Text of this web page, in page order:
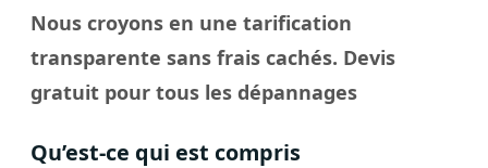
Nous croyons en une tarification
transparente sans frais cachés. Devis
gratuit pour tous les dépannages
Qu’est-ce qui est compris